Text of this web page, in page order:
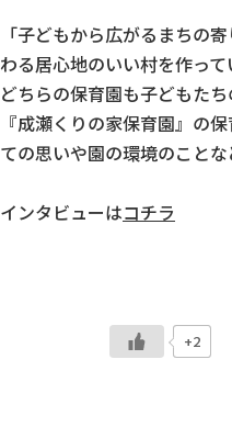
「子どもから広がるまちの
わる居心地のいい村を作っ
どちらの保育園も子どもた
『成瀬くりの家保育園』の
ての思いや園の環境のこと
インタビューはコチラ
+2